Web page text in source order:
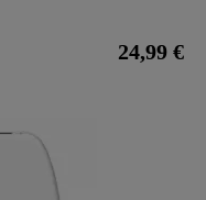
24,99 €